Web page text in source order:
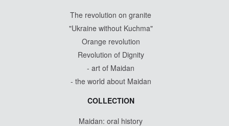
The revolution on granite
"Ukraine without Kuchma"
Orange revolution
Revolution of Dignity
- art of Maidan
- the world about Maidan
COLLECTION
Maidan: oral history